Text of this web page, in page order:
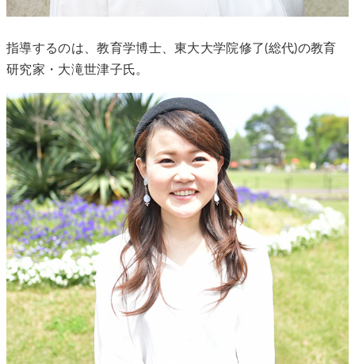
指導するのは、教育学博士、東大大学院修了(総代)の教育
研究家・大滝世津子氏。